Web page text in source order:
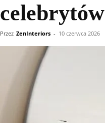
celebrytów
Przez ZenInteriors - 10 czerwca 2026